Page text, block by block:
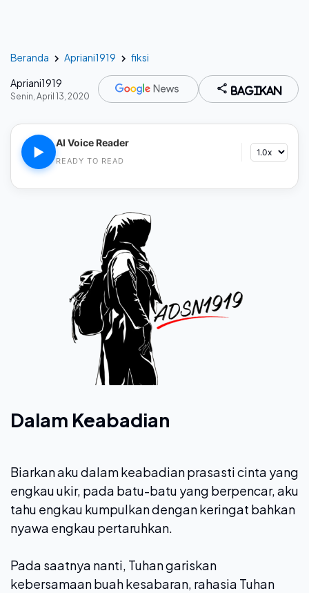
Beranda Apriani1919 fiksi
Apriani1919
Senin, April 13, 2020 Bagikan
▶
AI Voice Reader
READY TO READ
Dalam Keabadian
Biarkan aku dalam keabadian prasasti cinta yang
engkau ukir, pada batu-batu yang berpencar, aku
tahu engkau kumpulkan dengan keringat bahkan
nyawa engkau pertaruhkan.
Pada saatnya nanti, Tuhan gariskan
kebersamaan buah kesabaran, rahasia Tuhan